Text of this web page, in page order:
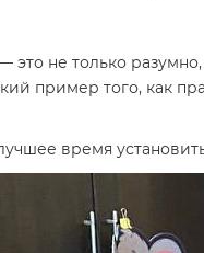
это не только
пример того, как
время